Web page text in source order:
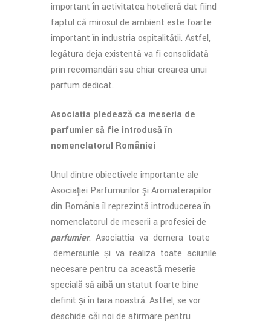
important în activitatea hotelieră dat fiind
faptul că mirosul de ambient este foarte
important în industria ospitalității. Astfel,
legătura deja existentă va fi consolidată
prin recomandări sau chiar crearea unui
parfum dedicat.
Asociația pledează ca meseria de
parfumier să fie introdusă în
nomenclatorul României
Unul dintre obiectivele importante ale
Asociaţiei Parfumurilor şi Aromaterapiilor
din România îl reprezintă introducerea în
nomenclatorul de meserii a profesiei de
parfumier. Asociațția va demera toate
demersurile și va realiza toate aciunile
necesare pentru ca această meserie
specială să aibă un statut foarte bine
definit și în țara noastră. Astfel, se vor
deschide căi noi de afirmare pentru